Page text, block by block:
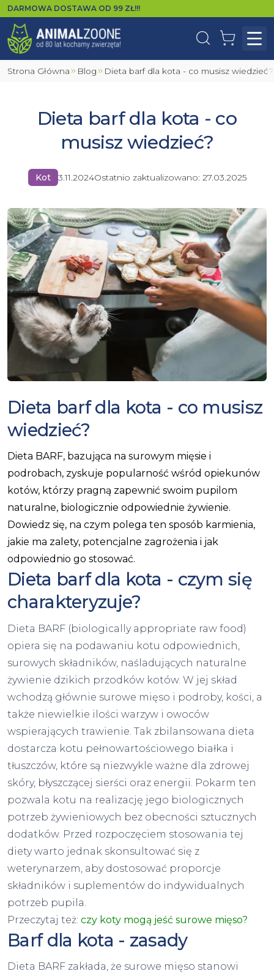
DARMOWA DOSTAWA OD 99 ZŁ!!!
WyszukajKoszyk
Strona Główna Blog Dieta barf dla kota - co musisz wiedzieć?
Dieta barf dla kota - co
musisz wiedzieć?
Kot 3.11.2024Ostatnio zaktualizowano: 27.03.2025
Dieta barf dla kota - co musisz
wiedzieć?
Dieta BARF, bazująca na surowym mięsie i
podrobach, zyskuje popularność wśród opiekunów
kotów, którzy pragną zapewnić swoim pupilom
naturalne, biologicznie odpowiednie żywienie.
Dowiedz się, na czym polega ten sposób karmienia,
jakie ma zalety, potencjalne zagrożenia i jak
odpowiednio go stosować.
Dieta barf dla kota - czym się
charakteryzuje?
Dieta BARF (biologically appropriate raw food)
opiera się na podawaniu kotu odpowiednich,
surowych składników, naśladujących naturalne
żywienie dzikich przodków kotów. W jej skład
wchodzą głównie surowe mięso i podroby, kości, a
także niewielkie ilości warzyw i owoców
wspierających trawienie. Tak zbilansowana dieta
dostarcza kotu pełnowartościowego białka i
tłuszczów, które są niezwykle ważne dla zdrowej
skóry, błyszczącej sierści oraz energii. Pokarm ten
pozwala kotu na realizację jego biologicznych
potrzeb żywieniowych bez obecności sztucznych
dodatków. Przed rozpoczęciem stosowania tej
diety warto jednak skonsultować się z
weterynarzem, aby dostosować proporcje
składników i suplementów do indywidualnych
potrzeb pupila.
Przeczytaj też: czy koty mogą jeść surowe mięso?
Barf dla kota - zasady
Dieta BARF zakłada, że surowe mięso stanowi